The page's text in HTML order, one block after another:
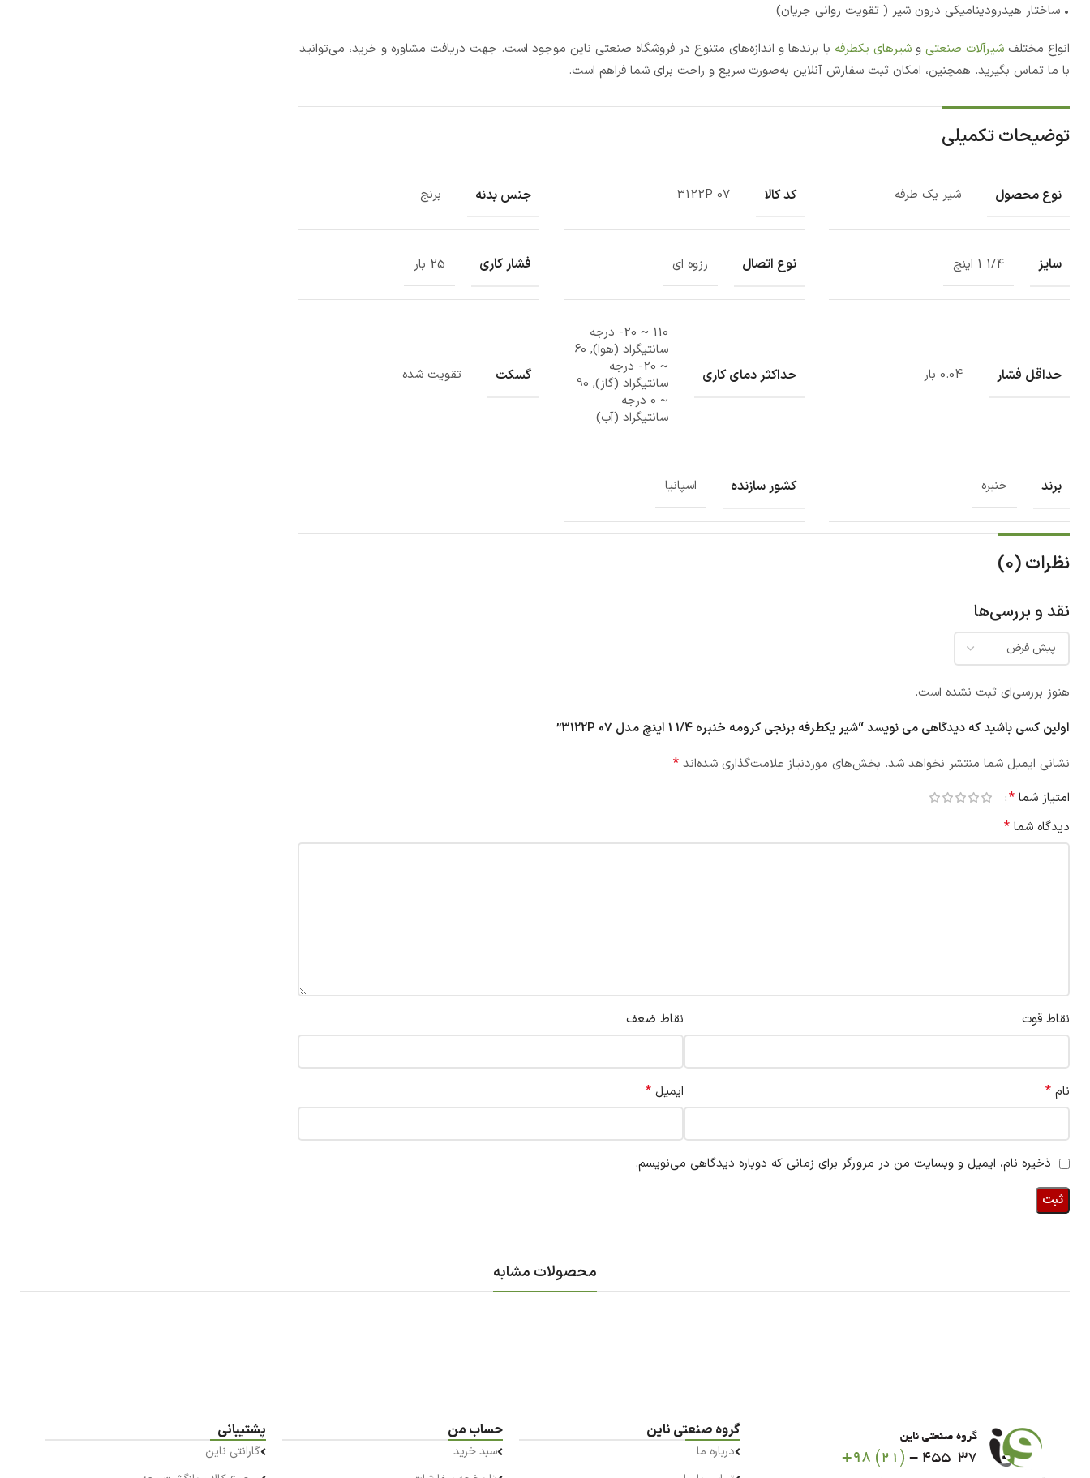
• ساختار هیدرودینامیکی درون شیر ( تقویت روانی جریان)
انواع مختلف شیرآلات صنعتی و شیرهای یکطرفه با برندها و اندازه‌های متنوع در فروشگاه صنعتی ناین موجود است. جهت دریافت مشاوره و خرید، می‌توانید
با ما تماس بگیرید. همچنین، امکان ثبت سفارش آنلاین به‌صورت سریع و راحت برای شما فراهم است.
توضیحات تکمیلی
نوع محصول شیر یک طرفه کد کالا 3122P 07 جنس بدنه برنج
سایز 1/4 1 اینچ نوع اتصال رزوه ای فشار کاری 25 بار
حداقل فشار 0.04 بار حداکثر دمای کاری
110 ~ 20- درجه
سانتیگراد (هوا), 60
~ 20- درجه
سانتیگراد (گاز), 90
~ 0 درجه
سانتیگراد (آب)
گسکت تقویت شده
برند خنبره کشور سازنده اسپانیا
نظرات (0)
نقد و بررسی‌ها
هنوز بررسی‌ای ثبت نشده است.
اولین کسی باشید که دیدگاهی می نویسد “شیر یکطرفه برنجی کرومه خنبره 1/4 1 اینچ مدل 3122P 07”
نشانی ایمیل شما منتشر نخواهد شد. بخش‌های موردنیاز علامت‌گذاری شده‌اند *
امتیاز شما *
دیدگاه شما *
نقاط قوت نقاط ضعف
نام * ایمیل *
ذخیره نام، ایمیل و وبسایت من در مرورگر برای زمانی که دوباره دیدگاهی می‌نویسم.
محصولات مشابه
گروه صنعتی ناین
درباره ما
حساب من
سبد خرید
پشتیبانی
گارانتی ناین